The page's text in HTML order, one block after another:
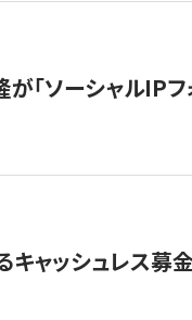
「ソーシャルIPフ
ャッシュレス募